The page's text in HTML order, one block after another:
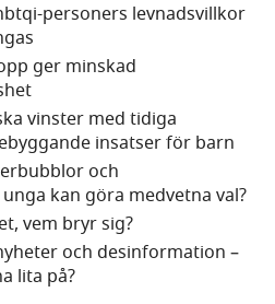
personers levnadsvillkor
ger minskad
vinster med tidiga
insatser för barn
och
kan göra medvetna val?
vem bryr sig?
och desinformation –
lita på?